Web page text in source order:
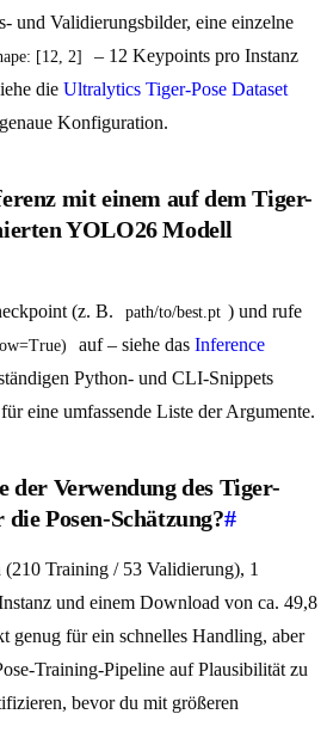
und Validierungsbilder, eine einzelne
[12, 2]
– 12 Keypoints pro Instanz
die Ultralytics Tiger-Pose Dataset
Konfiguration.
mit einem auf dem Tiger-
YOLO26 Modell
(z. B. path/to/best.pt ) und rufe
auf – siehe das Inference
Python- und CLI-Snippets
für eine umfassende Liste der Argumente.
der Verwendung des Tiger-
die Posen-Schätzung?#
Training / 53 Validierung), 1
und einem Download von ca. 49,8
genug für ein schnelles Handling, aber
Training-Pipeline auf Plausibilität zu
bevor du mit größeren